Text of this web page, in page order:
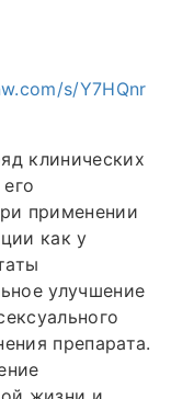
s/Y7HQnr
клинических
применении
как у
улучшение
препарата.